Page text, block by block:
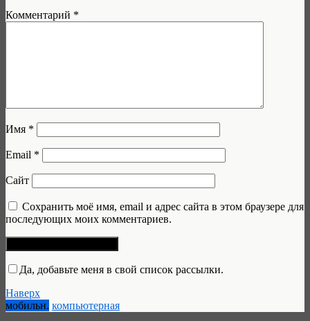
Комментарий *
Имя *
Email *
Сайт
Сохранить моё имя, email и адрес сайта в этом браузере для
последующих моих комментариев.
Да, добавьте меня в свой список рассылки.
Наверх
мобильн. компьютерная